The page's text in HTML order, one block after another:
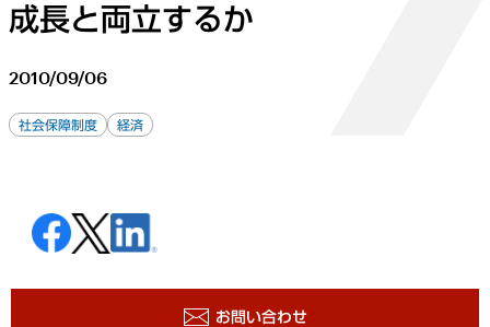
成長と両立するか
2010/09/06
社会保障制度 経済
お問い合わせ